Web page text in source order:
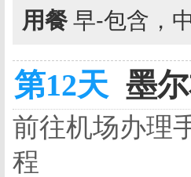
用餐 早-包含，
第12天 墨
前往机场办理
程